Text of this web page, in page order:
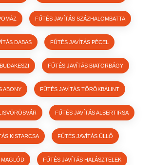
FŰTÉS JAVÍTÁS SZÁZHALOMBATTA
DABAS FŰTÉS JAVÍTÁS PÉCEL
FŰTÉS JAVÍTÁS BIATORBÁGY
ABONY FŰTÉS JAVÍTÁS TÖRÖKBÁLINT
FŰTÉS JAVÍTÁS ALBERTIRSA
KISTARCSA FŰTÉS JAVÍTÁS ÜLLŐ
MAGLÓD FŰTÉS JAVÍTÁS HALÁSZTELEK